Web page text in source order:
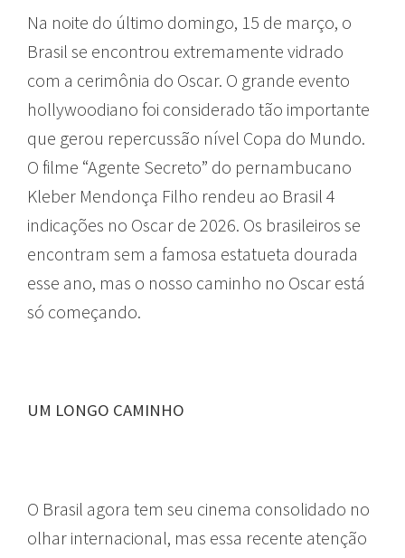
Na noite do último domingo, 15 de março, o
Brasil se encontrou extremamente vidrado
com a cerimônia do Oscar. O grande evento
hollywoodiano foi considerado tão importante
que gerou repercussão nível Copa do Mundo.
O filme “Agente Secreto” do pernambucano
Kleber Mendonça Filho rendeu ao Brasil 4
indicações no Oscar de 2026. Os brasileiros se
encontram sem a famosa estatueta dourada
esse ano, mas o nosso caminho no Oscar está
só começando.
UM LONGO CAMINHO
O Brasil agora tem seu cinema consolidado no
olhar internacional, mas essa recente atenção